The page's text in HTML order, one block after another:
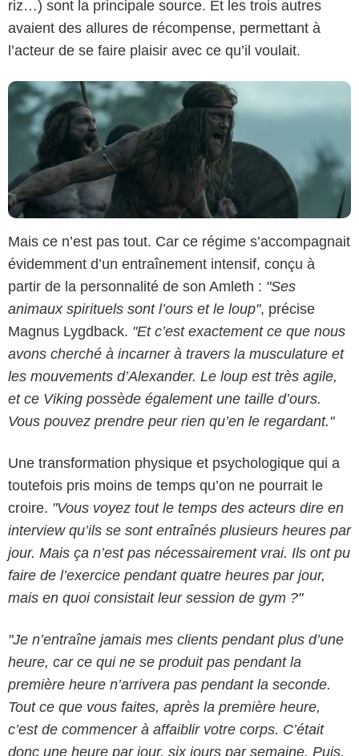
riz…) sont la principale source. Et les trois autres
avaient des allures de récompense, permettant à
l’acteur de se faire plaisir avec ce qu’il voulait.
Mais ce n’est pas tout. Car ce régime s’accompagnait
évidemment d’un entraînement intensif, conçu à
partir de la personnalité de son Amleth : "Ses
animaux spirituels sont l’ours et le loup", précise
Magnus Lygdback. "Et c’est exactement ce que nous
avons cherché à incarner à travers la musculature et
les mouvements d’Alexander. Le loup est très agile,
et ce Viking possède également une taille d’ours.
Vous pouvez prendre peur rien qu’en le regardant."
Une transformation physique et psychologique qui a
toutefois pris moins de temps qu’on ne pourrait le
croire. "Vous voyez tout le temps des acteurs dire en
interview qu’ils se sont entraînés plusieurs heures par
jour. Mais ça n’est pas nécessairement vrai. Ils ont pu
faire de l’exercice pendant quatre heures par jour,
mais en quoi consistait leur session de gym ?"
"Je n’entraîne jamais mes clients pendant plus d’une
heure, car ce qui ne se produit pas pendant la
première heure n’arrivera pas pendant la seconde.
Tout ce que vous faites, après la première heure,
c’est de commencer à affaiblir votre corps. C’était
donc une heure par jour, six jours par semaine. Puis,